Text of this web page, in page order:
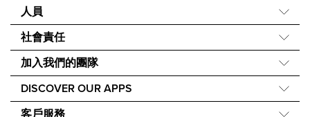
人員
關於我們
我們的故事
40 週年
One Global Voice
社會責任
Force for Good
Nourish the Children
永續發展
成分理念
加入我們的團隊
Nu Skin Rewards
DISCOVER OUR APPS
Nu Skin Vera®
客戶服務